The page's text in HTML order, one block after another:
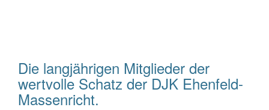
Die langjährigen Mitglieder der
wertvolle Schatz der DJK Ehenfeld-
Massenricht.